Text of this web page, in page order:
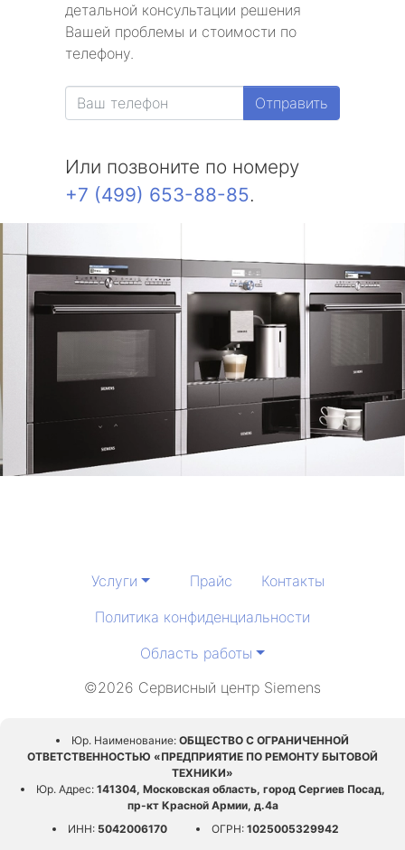
детальной консультации решения
Вашей проблемы и стоимости по
телефону.
Отправить
Или позвоните по номеру
+7 (499) 653-88-85.
Услуги Прайс
Контакты
Политика конфиденциальности
Область работы
©2026 Сервисный центр Siemens
Юр. Наименование: ОБЩЕСТВО С ОГРАНИЧЕННОЙ
ОТВЕТСТВЕННОСТЬЮ «ПРЕДПРИЯТИЕ ПО РЕМОНТУ БЫТОВОЙ
ТЕХНИКИ»
Юр. Адрес:141304, Московская область, город Сергиев Посад,
пр-кт Красной Армии, д.4а
ИНН:5042006170 ОГРН:1025005329942